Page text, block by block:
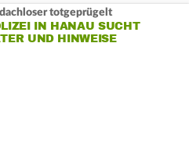
totgeprügelt
IN HANAU SUCHT
UND HINWEISE